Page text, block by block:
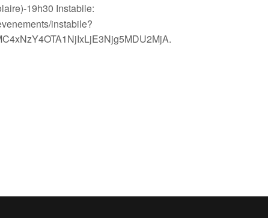
19h30 Instabile:
instabile?